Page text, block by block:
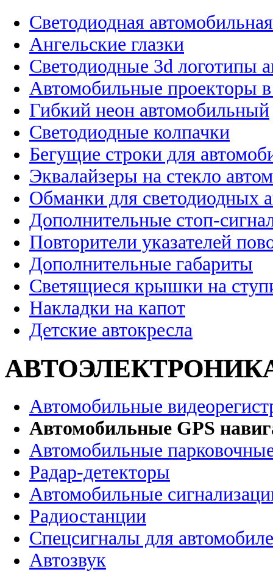
Светодиодная
Ангельские глазки
Светодиодные 3d логотипы
Автомобильные проекторы
Гибкий неон автомобильный
Светодиодные колпачки
Бегущие строки для
Эквалайзеры на стекло
Обманки для светодиодных
Дополнительные стоп-
Повторители указателей
Дополнительные габариты
Светящиеся крышки на
Накладки на капот
Детские автокресла
Автомобильные
Автомобильные GPS
Автомобильные
Радар-детекторы
Автомобильные
Радиостанции
Спецсигналы для
Автозвук